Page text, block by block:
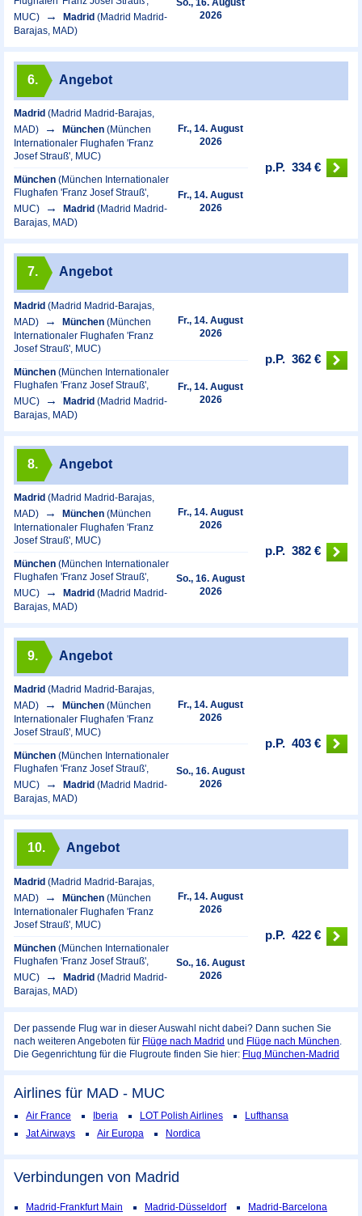
MUC)
Madrid (Madrid Madrid-
Barajas, MAD)
So., 16. August
2026
6. Angebot
Madrid (Madrid Madrid-Barajas,
MAD)
München (München
Internationaler Flughafen 'Franz
Josef Strauß', MUC)
Fr., 14. August
2026
München (München Internationaler
Flughafen 'Franz Josef Strauß',
MUC)
Madrid (Madrid Madrid-
Barajas, MAD)
Fr., 14. August
2026
p.P. 334 €
7. Angebot
Madrid (Madrid Madrid-Barajas,
MAD)
München (München
Internationaler Flughafen 'Franz
Josef Strauß', MUC)
Fr., 14. August
2026
München (München Internationaler
Flughafen 'Franz Josef Strauß',
MUC)
Madrid (Madrid Madrid-
Barajas, MAD)
Fr., 14. August
2026
p.P. 362 €
8. Angebot
Madrid (Madrid Madrid-Barajas,
MAD)
München (München
Internationaler Flughafen 'Franz
Josef Strauß', MUC)
Fr., 14. August
2026
München (München Internationaler
Flughafen 'Franz Josef Strauß',
MUC)
Madrid (Madrid Madrid-
Barajas, MAD)
So., 16. August
2026
p.P. 382 €
9. Angebot
Madrid (Madrid Madrid-Barajas,
MAD)
München (München
Internationaler Flughafen 'Franz
Josef Strauß', MUC)
Fr., 14. August
2026
München (München Internationaler
Flughafen 'Franz Josef Strauß',
MUC)
Madrid (Madrid Madrid-
Barajas, MAD)
So., 16. August
2026
p.P. 403 €
10. Angebot
Madrid (Madrid Madrid-Barajas,
MAD)
München (München
Internationaler Flughafen 'Franz
Josef Strauß', MUC)
Fr., 14. August
2026
München (München Internationaler
Flughafen 'Franz Josef Strauß',
MUC)
Madrid (Madrid Madrid-
Barajas, MAD)
So., 16. August
2026
p.P. 422 €
Der passende Flug war in dieser Auswahl nicht dabei? Dann suchen Sie
nach weiteren Angeboten für Flüge nach Madrid und Flüge nach München
Die Gegenrichtung für die Flugroute finden Sie hier: Flug München-Madrid
Airlines für MAD - MUC
Air France Iberia LOT Polish Airlines
Lufthansa
Jat Airways
Air Europa Nordica
Verbindungen von Madrid
Madrid-Frankfurt Main Madrid-Düsseldorf
Madrid-Barcelona